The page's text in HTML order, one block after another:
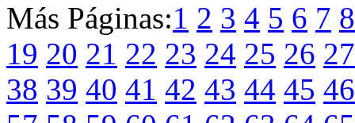
Más Páginas:1 2 3 4 5 6 7 8
19 20 21 22 23 24 25 26 27
38 39 40 41 42 43 44 45 46